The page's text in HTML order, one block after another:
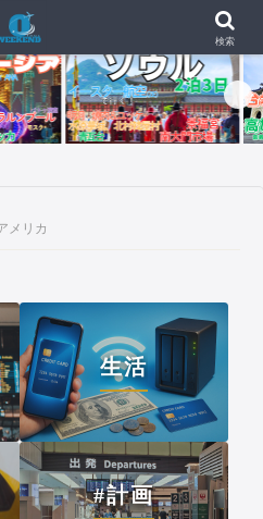
開【2026年】ユナイテッド航空利用
メリカ
生活
#計画
検索